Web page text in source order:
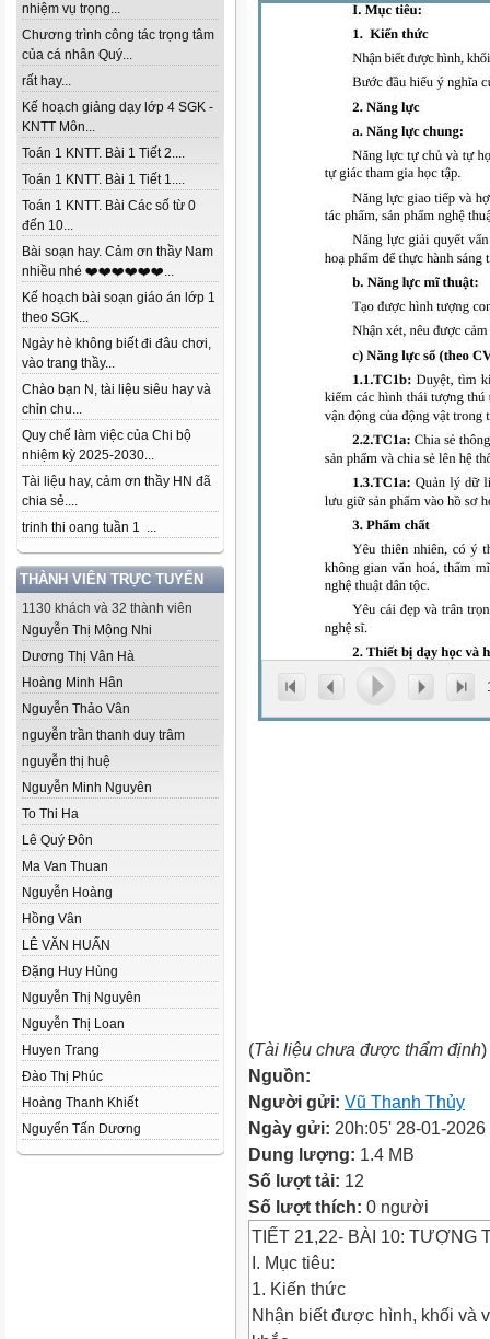
nhiệm vụ trọng...
Chương trình công tác trọng tâm
của cá nhân Quý...
rất hay...
Kế hoạch giảng dạy lớp 4 SGK -
KNTT Môn...
Toán 1 KNTT. Bài 1 Tiết 2....
Toán 1 KNTT. Bài 1 Tiết 1....
Toán 1 KNTT. Bài Các số từ 0
đến 10...
Bài soạn hay. Cảm ơn thầy Nam
nhiều nhé ❤️❤️❤️❤️❤️❤️...
Kế hoạch bài soạn giáo án lớp 1
theo SGK...
Ngày hè không biết đi đâu chơi,
vào trang thầy...
Chào bạn N, tài liệu siêu hay và
chỉn chu...
Quy chế làm việc của Chi bộ
nhiệm kỳ 2025-2030...
Tài liệu hay, cảm ơn thầy HN đã
chia sẻ....
trinh thi oang tuần 1 ...
THÀNH VIÊN TRỰC TUYẾN
1130 khách và 32 thành viên
Nguyễn Thị Mộng Nhi
Dương Thị Vân Hà
Hoàng Minh Hân
Nguyễn Thảo Vân
nguyễn trần thanh duy trâm
nguyễn thị huệ
Nguyễn Minh Nguyên
To Thi Ha
Lê Quý Đôn
Ma Van Thuan
Nguyễn Hoàng
Hồng Vân
LÊ VĂN HUẤN
Đặng Huy Hùng
Nguyễn Thị Nguyên
Nguyễn Thị Loan
Huyen Trang
Đào Thị Phúc
Hoàng Thanh Khiết
Nguyển Tấn Dương
(Tài liệu chưa được thẩm định)
Nguồn:
Người gửi: Vũ Thanh Thủy
Ngày gửi: 20h:05' 28-01-2026
Dung lượng: 1.4 MB
Số lượt tải: 12
Số lượt thích: 0 người
TIẾT 21,22- BÀI 10: TƯỢNG
I. Mục tiêu:
1. Kiến thức
Nhận biết được hình, khối và